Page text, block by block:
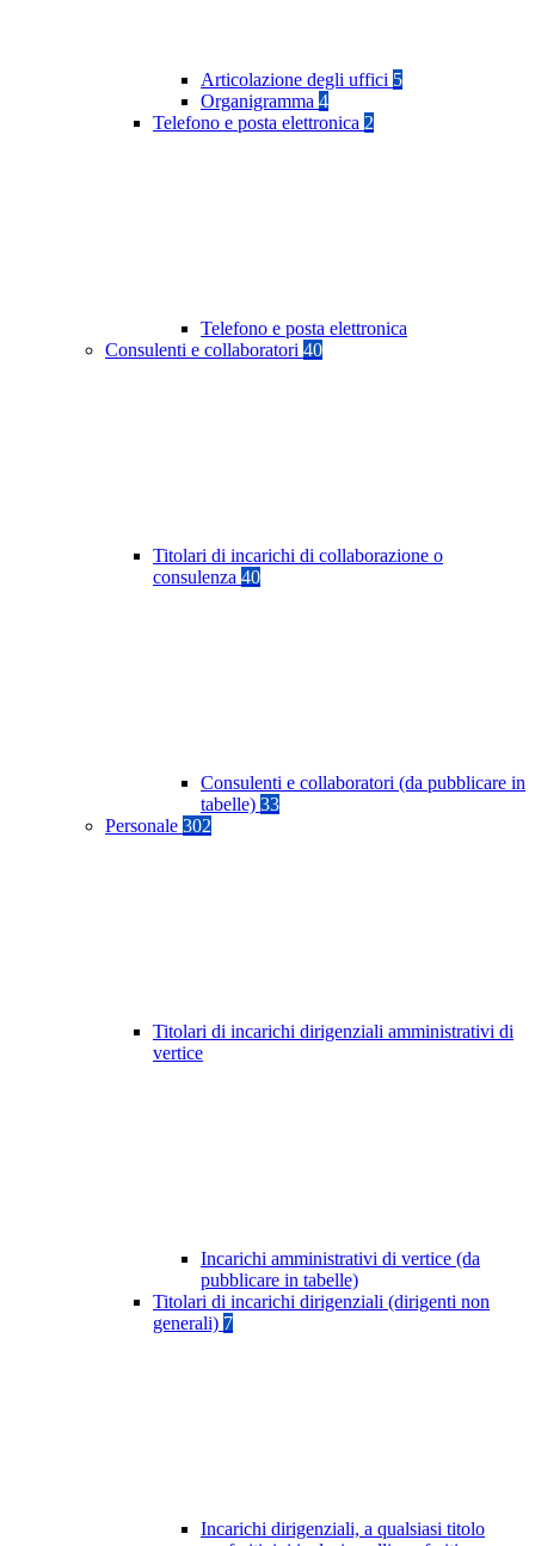
Articolazione degli uffici 5
Organigramma 4
Telefono e posta elettronica 2
Telefono e posta elettronica
Consulenti e collaboratori 40
Titolari di incarichi di collaborazione o
consulenza 40
Consulenti e collaboratori (da pubblicare in
tabelle) 33
Personale 302
Titolari di incarichi dirigenziali amministrativi di
vertice
Incarichi amministrativi di vertice (da
pubblicare in tabelle)
Titolari di incarichi dirigenziali (dirigenti non
generali) 7
Incarichi dirigenziali, a qualsiasi titolo